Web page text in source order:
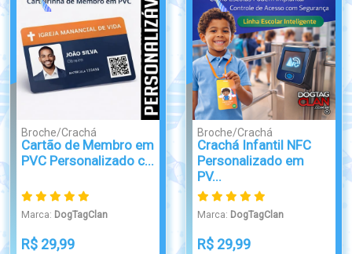
Broche/Crachá
Cartão de Membro em
PVC Personalizado c...
Marca: DogTagClan
R$ 29,99
Broche/Crachá
Crachá Infantil NFC
Personalizado em
PV...
Marca: DogTagClan
R$ 29,99